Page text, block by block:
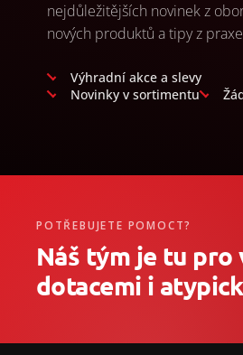
nejdůležitějších novinek z
nových produktů a tipy z
Výhradní akce a slevy
Novinky v sortimentu
POTŘEBUJETE POMOCT?
Náš tým je tu pro
dotacemi i